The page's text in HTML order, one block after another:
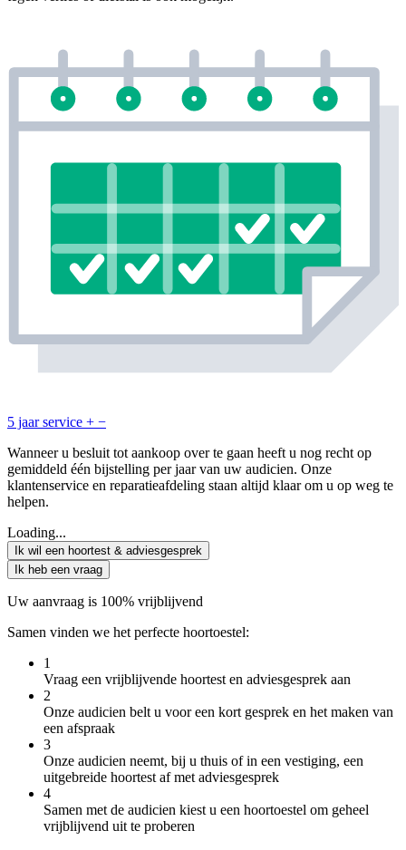
5 jaar service + −
Wanneer u besluit tot aankoop over te gaan heeft u nog recht op
gemiddeld één bijstelling per jaar van uw audicien. Onze
klantenservice en reparatieafdeling staan altijd klaar om u op weg te
helpen.
Loading...
Ik wil een hoortest & adviesgesprek
Ik heb een vraag
Uw aanvraag is 100% vrijblijvend
Samen vinden we het perfecte hoortoestel:
1
Vraag een vrijblijvende hoortest en adviesgesprek aan
2
Onze audicien belt u voor een kort gesprek en het maken van
een afspraak
3
Onze audicien neemt, bij u thuis of in een vestiging, een
uitgebreide hoortest af met adviesgesprek
4
Samen met de audicien kiest u een hoortoestel om geheel
vrijblijvend uit te proberen